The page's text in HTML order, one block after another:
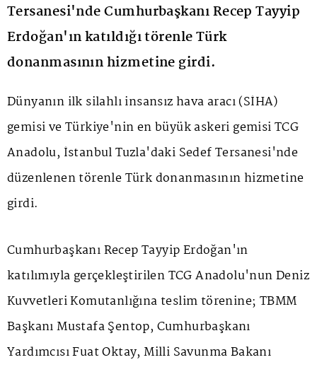
Tersanesi'nde Cumhurbaşkanı Recep Tayyip
Erdoğan'ın katıldığı törenle Türk
donanmasının hizmetine girdi.
Dünyanın ilk silahlı insansız hava aracı (SİHA)
gemisi ve Türkiye'nin en büyük askeri gemisiTCG
Anadolu, İstanbul Tuzla'daki Sedef Tersanesi'nde
düzenlenen törenle Türk donanmasının hizmetine
girdi.
Cumhurbaşkanı Recep Tayyip Erdoğan'ın
katılımıyla gerçekleştirilen TCG Anadolu'nun Deniz
Kuvvetleri Komutanlığına teslim törenine; TBMM
Başkanı Mustafa Şentop, Cumhurbaşkanı
Yardımcısı Fuat Oktay, Milli Savunma Bakanı